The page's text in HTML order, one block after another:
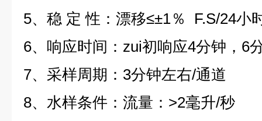
5、稳 定 性：漂移≤±1％ F.S/24小
6、响应时间：zui初响应4分钟，6
7、采样周期：3分钟左右/通道
8、水样条件：流量：>2毫升/秒